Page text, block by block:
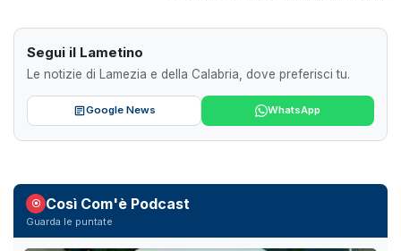
Segui il Lametino
Le notizie di Lamezia e della Calabria, dove preferisci tu.
Google News WhatsApp
Così Com'è Podcast
Guarda le puntate